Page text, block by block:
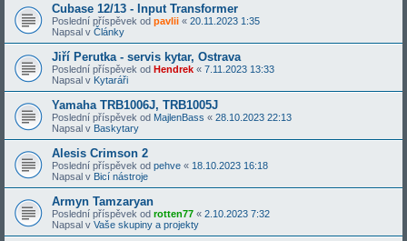
Cubase 12/13 - Input Transformer
Poslední příspěvek od pavlii « 20.11.2023 1:35
Napsal v Články
Jiří Perutka - servis kytar, Ostrava
Poslední příspěvek od Hendrek « 7.11.2023 13:33
Napsal v Kytaráři
Yamaha TRB1006J, TRB1005J
Poslední příspěvek od MajlenBass « 28.10.2023 22:13
Napsal v Baskytary
Alesis Crimson 2
Poslední příspěvek od pehve « 18.10.2023 16:18
Napsal v Bicí nástroje
Armyn Tamzaryan
Poslední příspěvek od rotten77 « 2.10.2023 7:32
Napsal v Vaše skupiny a projekty